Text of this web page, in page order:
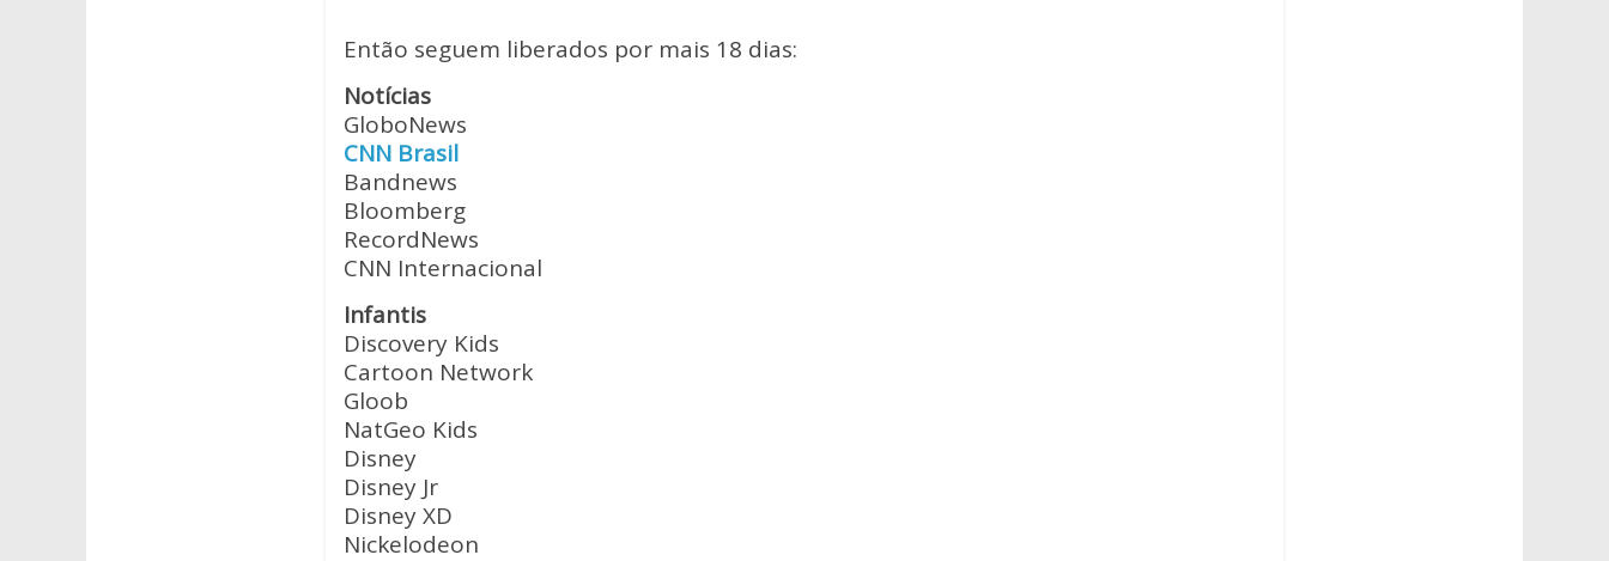
Então seguem liberados por mais 18 dias:
Notícias
GloboNews
CNN Brasil
Bandnews
Bloomberg
RecordNews
CNN Internacional
Infantis
Discovery Kids
Cartoon Network
Gloob
NatGeo Kids
Disney
Disney Jr
Disney XD
Nickelodeon